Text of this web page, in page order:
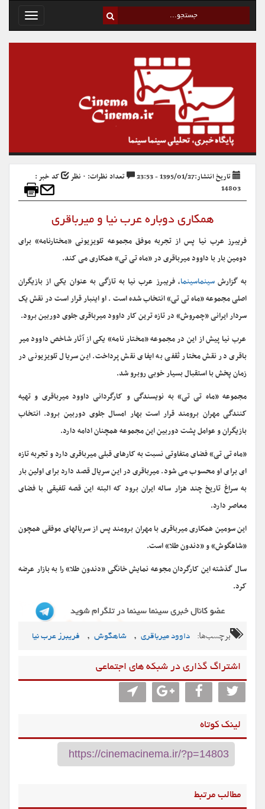
Toggle
تاریخ انتشار:1395/01/27 - 23:53 تعداد نظرات: ۰ نظر
کد خبر :
14803
همکاری دوباره عرب نیا و میرباقری
فریبرز عرب نیا پس از تجربه موفق مجموعه تلویزیونی «مختارنامه» برای
دومین بار با داوود میرباقری در «ماه تی تی» همکاری می کند.
به گزارشسینماسینما،‌ فریبرز عرب نیا به تازگی به عنوان یکی از بازیگران
اصلی مجموعه «ماه تی تی» انتخاب شده است . او اینبار قرار است در نقش یک
سردار ایرانی «چمروش» در تازه ترین کار داوود میرباقری جلوی دوربین برود.
عرب نیا پیش از این در مجموعه «مختار نامه» یکی از آثار شاخص داوود میر
باقری در نقش مختار ثقفی به ایفای نقش پرداخت. این سریال تلویزیونی در
زمان پخش با استقبال بسیار خوبی روبرو شد.
مجموعه «ماه تی تی» به نویسندگی و کارگردانی داوود میرباقری و تهیه
کنندگی مهران برومند قرار است بهار امسال جلوی دوربین برود. انتخاب
بازیگران و عوامل پشت دوربین این مجموعه همچنان ادامه دارد.
«ماه تی تی» فضای متفاوتی نسبت به کارهای قبلی میرباقری دارد و تجربه تازه
ای برای او محسوب می شود. میرباقری در این سریال قصد دارد برای اولین بار
به سراغ تاریخ چند هزار ساله ایران برود که البته این قصه تلفیقی با فضای
معاصر دارد.
این سومین همکاری میرباقری با مهران برومند پس از سریالهای موفقی همچون
«شاهگوش» و «دندون طلا» است.
سال گذشته این کارگردان مجوعه نمایش خانگی «دندون طلا» را به بازار عرضه
کرد.
برچسب‌ها: داوود میرباقری , شاهگوش , فریبرز عرب نیا
اشتراگ گذاری در شبکه های اجتماعی
لینک کوتاه
مطالب مرتبط